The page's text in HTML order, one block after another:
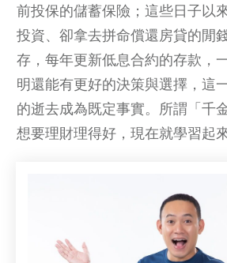
前投保的儲蓄保險；這些日子以
投資、卻拿去拼命償還房貸的閒
存，每年更新低息合約的存款，
明還能有更好的決策與選擇，這
的逝去成為既定事實。所謂「千
想要理財理得好，現在就學習起來